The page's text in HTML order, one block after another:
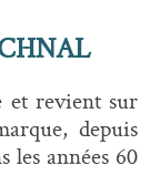
et revient sur
depuis
les années 60